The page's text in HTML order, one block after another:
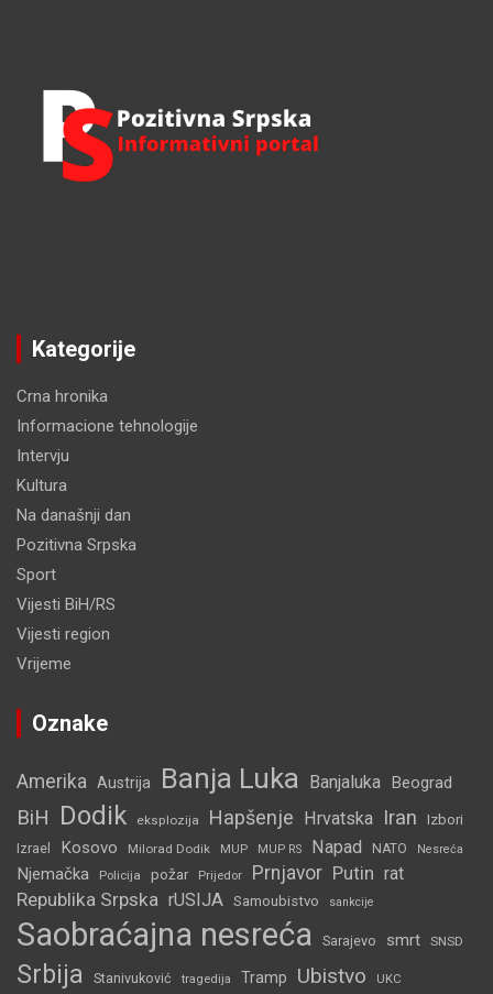
Kategorije
Crna hronika
Informacione tehnologije
Intervju
Kultura
Na današnji dan
Pozitivna Srpska
Sport
Vijesti BiH/RS
Vijesti region
Vrijeme
Oznake
Amerika Austrija Banja Luka Banjaluka Beograd
BiH Dodik eksplozija Hapšenje Hrvatska Iran Izbori
Izrael Kosovo Milorad Dodik MUP MUP RS Napad NATO Nesreća
Njemačka Policija požar Prijedor Prnjavor Putin rat
Republika Srpska rUSIJA Samoubistvo sankcije
Saobraćajna nesreća Sarajevo smrt SNSD
Srbija Stanivuković tragedija Tramp Ubistvo UKC